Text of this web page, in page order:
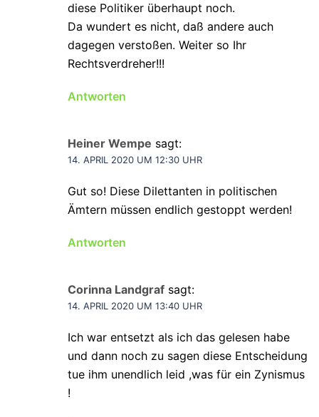
diese Politiker überhaupt noch.
Da wundert es nicht, daß andere auch
dagegen verstoßen. Weiter so Ihr
Rechtsverdreher!!!
Antworten
Heiner Wempe sagt:
14. APRIL 2020 UM 12:30 UHR
Gut so! Diese Dilettanten in politischen
Ämtern müssen endlich gestoppt werden!
Antworten
Corinna Landgraf sagt:
14. APRIL 2020 UM 13:40 UHR
Ich war entsetzt als ich das gelesen habe
und dann noch zu sagen diese Entscheidung
tue ihm unendlich leid ,was für ein Zynismus
!